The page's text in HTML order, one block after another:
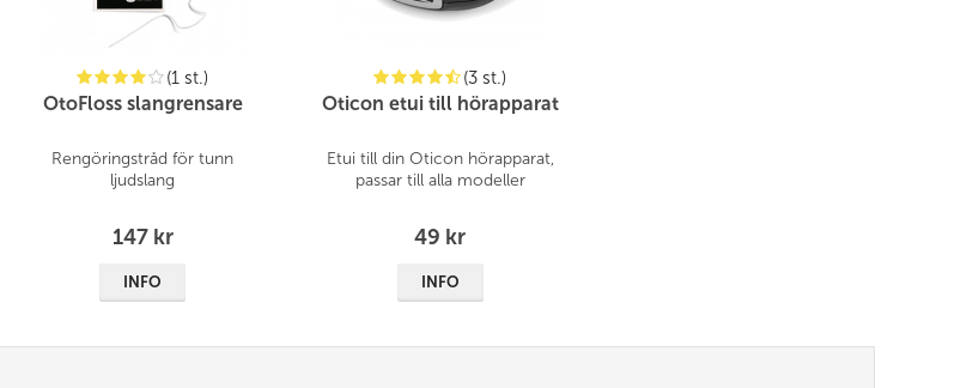
(1 st.)
OtoFloss slangrensare
Rengöringstråd för tunn
ljudslang
147 kr
INFO
(3 st.)
Oticon etui till hörapparat
Etui till din Oticon hörapparat,
passar till alla modeller
49 kr
INFO